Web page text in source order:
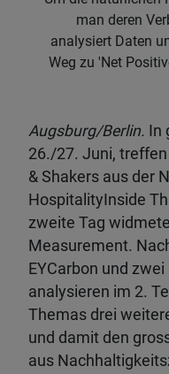
man deren
analysiert Daten
Weg zu 'Net
Augsburg/Berlin.
26./27. Juni,
& Shakers aus der
HospitalityInside
zweite Tag
Measurement.
EYCarbon und
analysieren im 2.
Themas drei
und damit den
aus